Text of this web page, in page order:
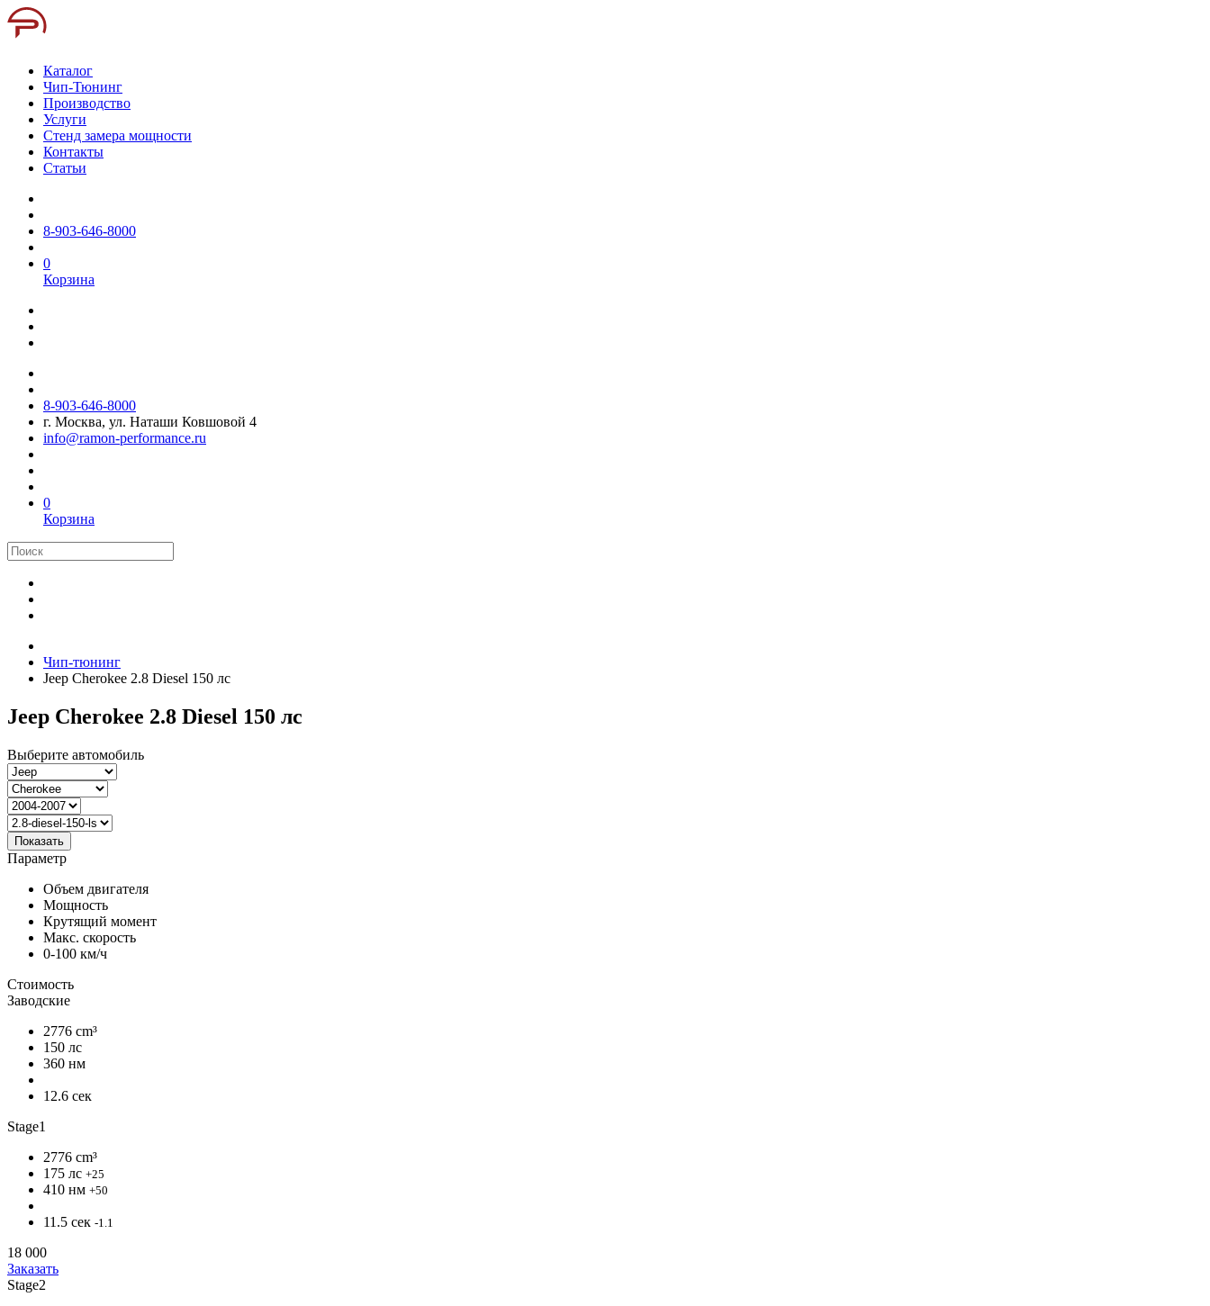
Каталог
Чип-Тюнинг
Производство
Услуги
Стенд замера мощности
Контакты
Статьи
8-903-646-8000
0
Корзина
8-903-646-8000
г. Москва, ул. Наташи Ковшовой 4
info@ramon-performance.ru
0
Корзина
Чип-тюнинг
Jeep Cherokee 2.8 Diesel 150 лс
Jeep Cherokee 2.8 Diesel 150 лс
Выберите автомобиль
Показать
Параметр
Объем двигателя
Мощность
Крутящий момент
Макс. скорость
0-100 км/ч
Стоимость
Заводские
2776 cm³
150 лс
360 нм
12.6 сек
Stage1
2776 cm³
175 лс +25
410 нм +50
11.5 сек -1.1
18 000
Заказать
Stage2